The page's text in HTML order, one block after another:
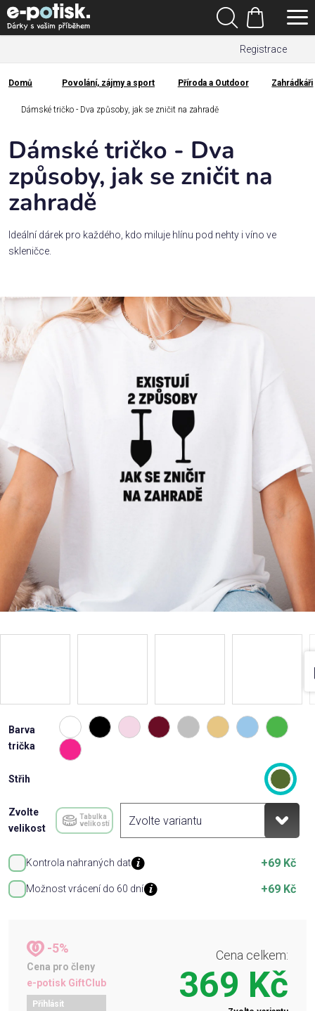
Přejít
na
obsah
Registrace
Hledat
Nákupní
košík
Kategorie
Dárek
Rodina
Láska
sport
Příležitosti
Oblečení
Přihlášení
Domů
Domů Povolání, zájmy a sport Příroda a Outdoor Zahrádkáři
Dámské tričko - Dva způsoby, jak se zničit na zahradě
Barva
trička
Střih
Zvolte
velikost
Tabulka
velikostí
Kontrola nahraných dat +69 Kč
Možnost vrácení do 60 dní +69 Kč
-5%
Cena pro členy
e-potisk GiftClub
Přihlásit
Cena celkem:
369 Kč
Dámské tričko - Dva
způsoby, jak se zničit na
zahradě
Ideální dárek pro každého, kdo miluje hlínu pod nehty i víno ve
skleničce.